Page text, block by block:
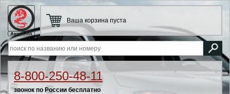
8-800-250-48-11
звонок по России бесплатно
Ваша корзина пуста